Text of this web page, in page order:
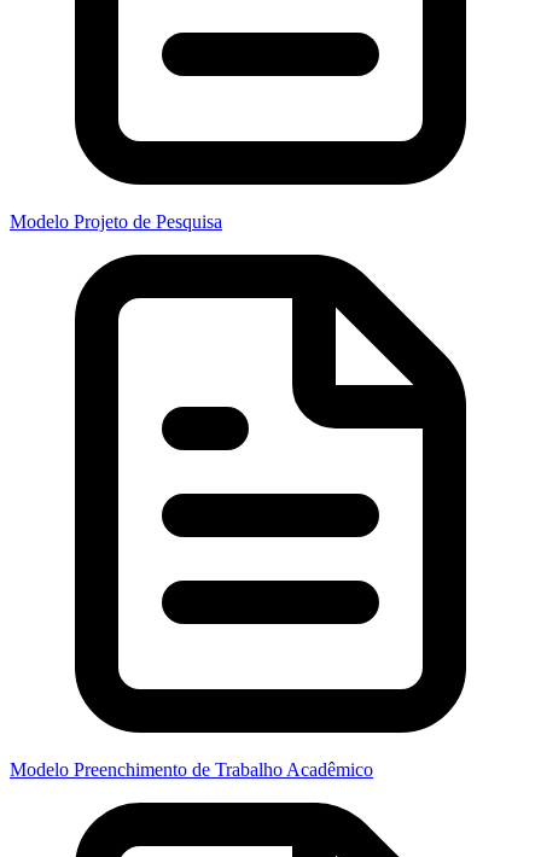
Modelo Projeto de Pesquisa
Modelo Preenchimento de Trabalho Acadêmico